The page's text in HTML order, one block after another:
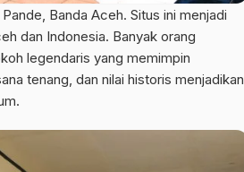
Banda Aceh. Situs ini menjadi
dan Indonesia. Banyak orang
legendaris yang memimpin
tenang, dan nilai historis menjadikan